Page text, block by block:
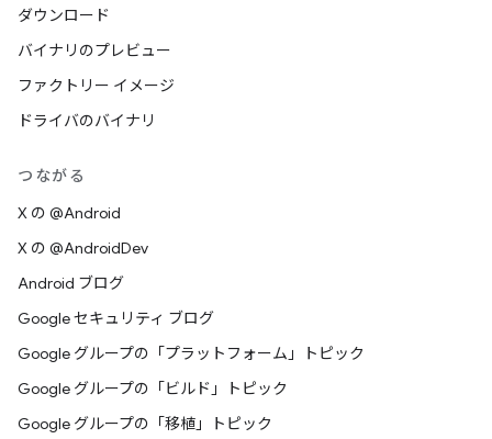
ダウンロード
バイナリのプレビュー
ファクトリー イメージ
ドライバのバイナリ
つながる
X の @Android
X の @AndroidDev
Android ブログ
Google セキュリティ ブログ
Google グループの「プラットフォーム」トピック
Google グループの「ビルド」トピック
Google グループの「移植」トピック